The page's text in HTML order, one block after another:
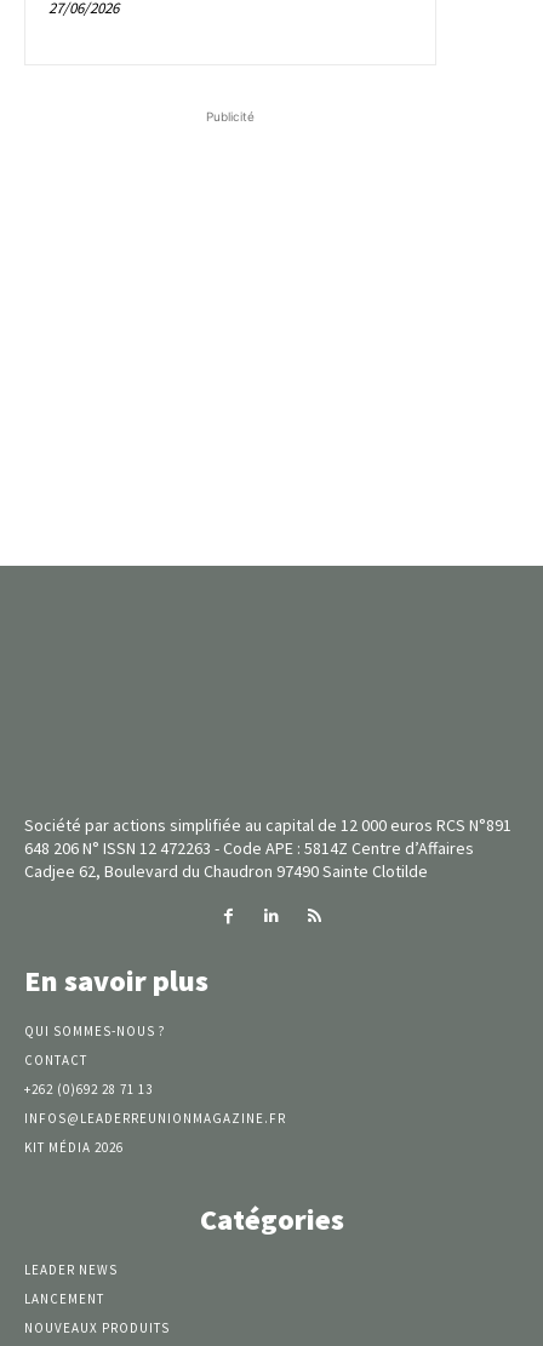
27/06/2026
Publicité
Société par actions simplifiée au capital de 12 000 euros RCS N°891
648 206 N° ISSN 12 472263 - Code APE : 5814Z Centre d’Affaires
Cadjee 62, Boulevard du Chaudron 97490 Sainte Clotilde
En savoir plus
QUI SOMMES-NOUS ?
CONTACT
+262 (0)692 28 71 13
INFOS@LEADERREUNIONMAGAZINE.FR
KIT MÉDIA 2026
Catégories
LEADER NEWS
LANCEMENT
NOUVEAUX PRODUITS